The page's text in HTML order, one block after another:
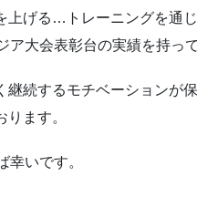
げる…トレーニングを通
大会表彰台の実績を持って
続するモチベーション
ます。
いです。